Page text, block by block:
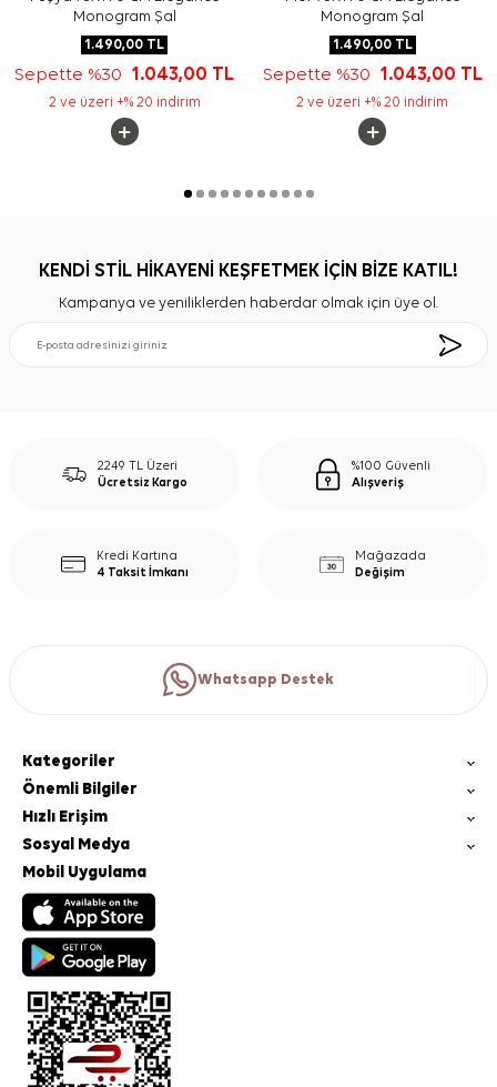
Monogram Şal
1.490,00 TL
Sepette %30 1.043,00 TL
2 ve üzeri +% 20 indirim
Monogram Şal
1.490,00TL
Sepette %30 1.043,00 TL
2 ve üzeri +% 20 indirim
KENDİ STİL HİKAYENİ KEŞFETMEK İÇİN BİZE KATIL!
Kampanya ve yeniliklerden haberdar olmak için üye ol.
2249 TL Üzeri
Ücretsiz Kargo
%100 Güvenli
Alışveriş
Kredi Kartına
4 Taksit İmkanı
Mağazada
Değişim
Whatsapp Destek
Kategoriler
Önemli Bilgiler
Hızlı Erişim
Sosyal Medya
Mobil Uygulama